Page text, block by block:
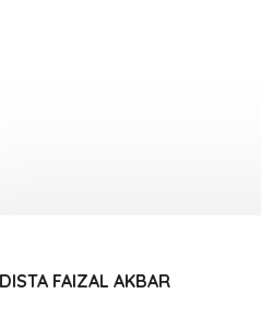
FAIZAL AKBAR